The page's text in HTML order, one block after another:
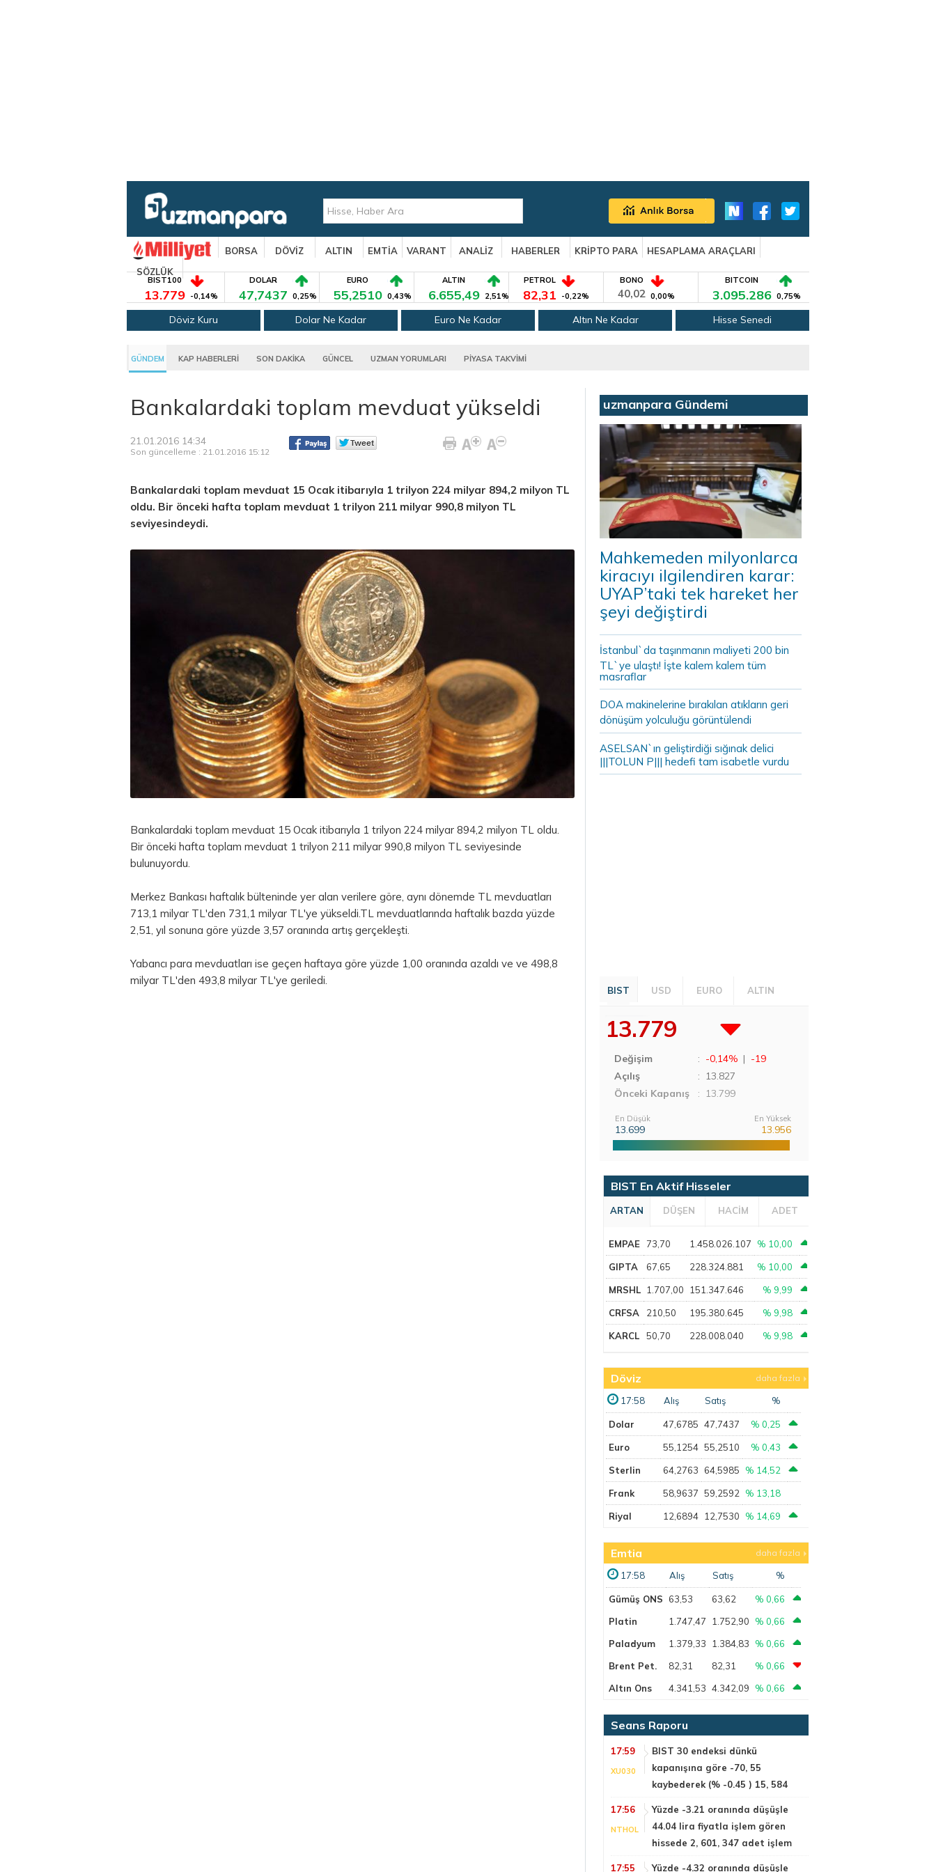
BORSA DÖVİZ ALTIN EMTİA VARANT ANALİZ HABERLER KRİPTO PARA
HESAPLAMA ARAÇLARI
SÖZLÜK
BIST100
13.779 -0,14%
DOLAR
47,7437 0,25%
EURO
55,2510 0,43%
ALTIN
6.655,49 2,51%
PETROL
82,31 -0,22%
BONO
40,02 0,00%
BITCOIN
3.095.286 0,75%
Döviz Kuru Dolar Ne Kadar Euro Ne Kadar Altın Ne Kadar Hisse Senedi
GÜNDEM KAP HABERLERİ SON DAKİKA GÜNCEL UZMAN YORUMLARI PİYASA TAKVİMİ
Bankalardaki toplam mevduat yükseldi
21.01.2016 14:34
Son güncelleme : 21.01.2016 15:12
Bankalardaki toplam mevduat 15 Ocak itibarıyla 1 trilyon 224 milyar 894,2 milyon TL
oldu. Bir önceki hafta toplam mevduat 1 trilyon 211 milyar 990,8 milyon TL
seviyesindeydi.
Bankalardaki toplam mevduat 15 Ocak itibarıyla 1 trilyon 224 milyar 894,2 milyon TL oldu.
Bir önceki hafta toplam mevduat 1 trilyon 211 milyar 990,8 milyon TL seviyesinde
bulunuyordu.
Merkez Bankası haftalık bülteninde yer alan verilere göre, aynı dönemde TL mevduatları
713,1 milyar TL'den 731,1 milyar TL'ye yükseldi.TL mevduatlarında haftalık bazda yüzde
2,51, yıl sonuna göre yüzde 3,57 oranında artış gerçekleşti.
Yabancı para mevduatları ise geçen haftaya göre yüzde 1,00 oranında azaldı ve ve 498,8
milyar TL'den 493,8 milyar TL'ye geriledi.
uzmanpara Gündemi
Mahkemeden milyonlarca
kiracıyı ilgilendiren karar:
UYAP’taki tek hareket her
şeyi değiştirdi
İstanbul`da taşınmanın maliyeti 200 bin
TL`ye ulaştı! İşte kalem kalem tüm
masraflar
DOA makinelerine bırakılan atıkların geri
dönüşüm yolculuğu görüntülendi
ASELSAN`ın geliştirdiği sığınak delici
|||TOLUN P||| hedefi tam isabetle vurdu
BIST USD EURO ALTIN
13.779
Değişim : -0,14% | -19
Açılış
: 13.827
Önceki Kapanış
: 13.799
En Düşük
13.699
En Yüksek
13.956
BIST En Aktif Hisseler
ARTAN DÜŞEN HACİM ADET
EMPAE 73,70 1.458.026.107 % 10,00
GIPTA 67,65 228.324.881 % 10,00
MRSHL 1.707,00 151.347.646 % 9,99
CRFSA 210,50 195.380.645 % 9,98
KARCL 50,70 228.008.040 % 9,98
Döviz daha fazla
17:58 Alış Satış %
Dolar 47,6785 47,7437 % 0,25
Euro 55,1254 55,2510 % 0,43
Sterlin 64,2763 64,5985 % 14,52
Frank 58,9637 59,2592 % 13,18
Riyal 12,6894 12,7530 % 14,69
Emtia daha fazla
17:58 Alış Satış %
Gümüş ONS 63,53 63,62
% 0,66
Platin
1.747,47 1.752,90
% 0,66
Paladyum
1.379,33 1.384,83
% 0,66
Brent Pet.
82,31 82,31
% 0,66
Altın Ons
4.341,53 4.342,09 % 0,66
Seans Raporu
17:59
XU030
BIST 30 endeksi dünkü
kapanışına göre -70, 55
kaybederek (% -0.45 ) 15, 584
17:56
NTHOL
Yüzde -3.21 oranında düşüşle
44.04 lira fiyatla işlem gören
hissede 2, 601, 347 adet işlem
17:55
Yüzde -4.32 oranında düşüşle